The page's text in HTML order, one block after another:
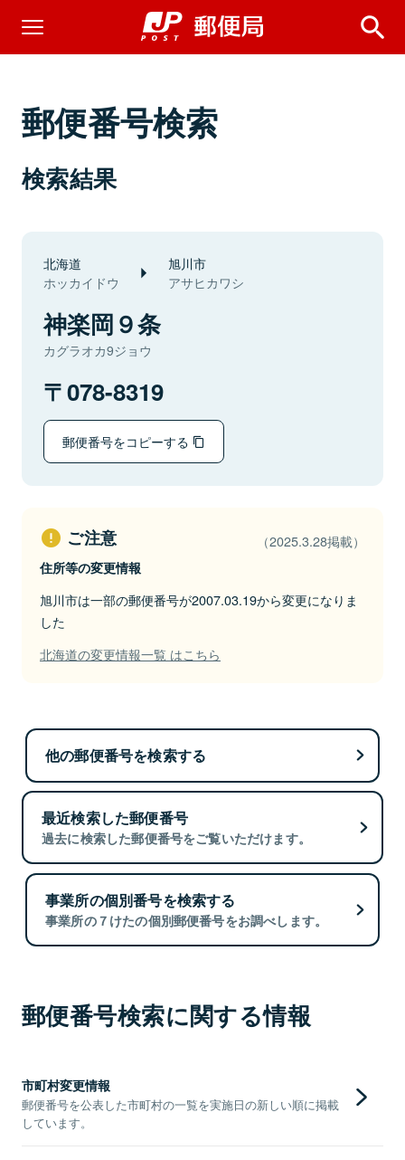
郵便番号検索
検索結果
北海道
ホッカイドウ
旭川市
アサヒカワシ
神楽岡９条
カグラオカ9ジョウ
078-8319
郵便番号をコピーする
ご注意 （2025.3.28掲載）
住所等の変更情報
旭川市は一部の郵便番号が2007.03.19から変更になりま
した
北海道の変更情報一覧 はこちら
他の郵便番号を検索する
最近検索した郵便番号
過去に検索した郵便番号をご覧いただけます。
事業所の個別番号を検索する
事業所の７けたの個別郵便番号をお調べします。
郵便番号検索に関する情報
市町村変更情報
郵便番号を公表した市町村の一覧を実施日の新しい順に掲載
しています。